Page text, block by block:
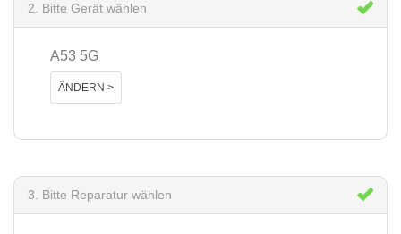
2. Bitte Gerät wählen
A53 5G
ÄNDERN >
3. Bitte Reparatur wählen